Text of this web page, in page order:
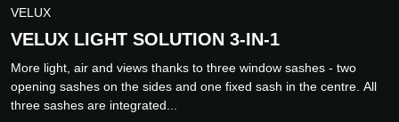
VELUX
VELUX LIGHT SOLUTION 3-IN-1
More light, air and views thanks to three window sashes - two
opening sashes on the sides and one fixed sash in the centre. All
three sashes are integrated...